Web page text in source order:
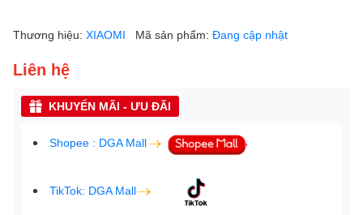
Thương hiệu: XIAOMI Mã sản phẩm: Đang cập nhật
Liên hệ
KHUYẾN MÃI - ƯU ĐÃI
Shopee : DGA Mall
TikTok: DGA Mall